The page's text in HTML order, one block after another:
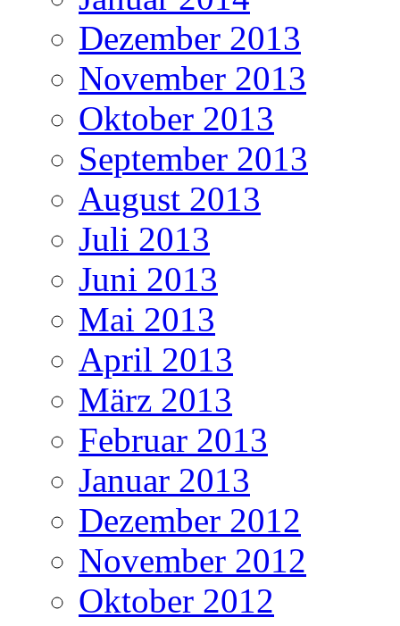
Dezember 2013
November 2013
Oktober 2013
September 2013
August 2013
Juli 2013
Juni 2013
Mai 2013
April 2013
März 2013
Februar 2013
Januar 2013
Dezember 2012
November 2012
Oktober 2012